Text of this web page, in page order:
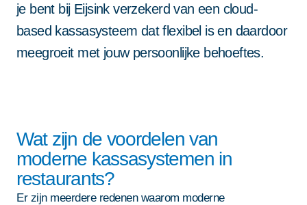
je bent bij Eijsink verzekerd van een cloud-
based kassasysteem dat flexibel is en daardoor
meegroeit met jouw persoonlijke behoeftes.
Wat zijn de voordelen van
moderne kassasystemen in
restaurants?
Er zijn meerdere redenen waarom moderne